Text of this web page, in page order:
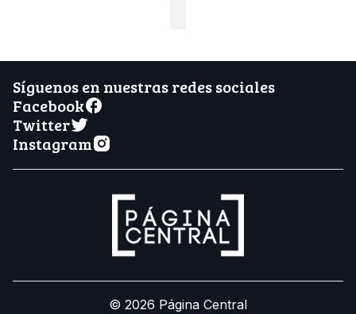
Síguenos en nuestras redes sociales
Facebook
Twitter
Instagram
© 2026 Página Central